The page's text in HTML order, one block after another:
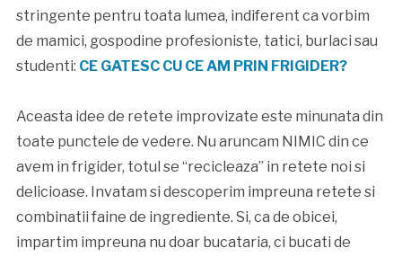
stringente pentru toata lumea, indiferent ca vorbim
de mamici, gospodine profesioniste, tatici, burlaci sau
studenti: CE GATESC CU CE AM PRIN FRIGIDER?
Aceasta idee de retete improvizate este minunata din
toate punctele de vedere. Nu aruncam NIMIC din ce
avem in frigider, totul se “recicleaza” in retete noi si
delicioase. Invatam si descoperim impreuna retete si
combinatii faine de ingrediente. Si, ca de obicei,
impartim impreuna nu doar bucataria, ci bucati de